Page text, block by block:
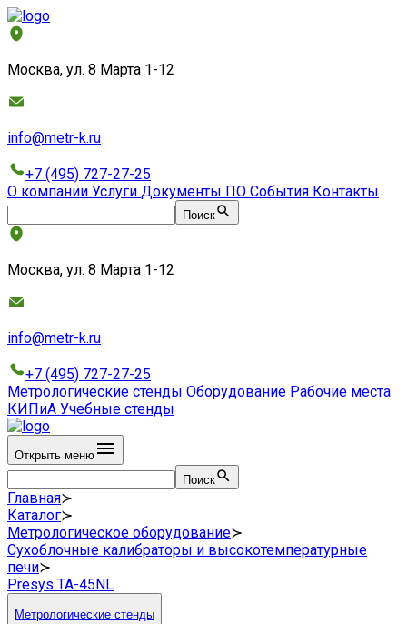
Москва, ул. 8 Марта 1-12
info@metr-k.ru
+7 (495) 727-27-25
О компании Услуги Документы ПО События Контакты
Поиск
Москва, ул. 8 Марта 1-12
info@metr-k.ru
+7 (495) 727-27-25
Метрологические стенды Оборудование Рабочие места
КИПиА Учебные стенды
Открыть меню
Поиск
Главная≻
Каталог≻
Метрологическое оборудование≻
Сухоблочные калибраторы и высокотемпературные
печи≻
Presys TA-45NL
Метрологические стенды